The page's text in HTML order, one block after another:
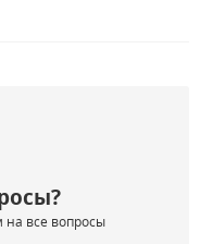
на все вопросы